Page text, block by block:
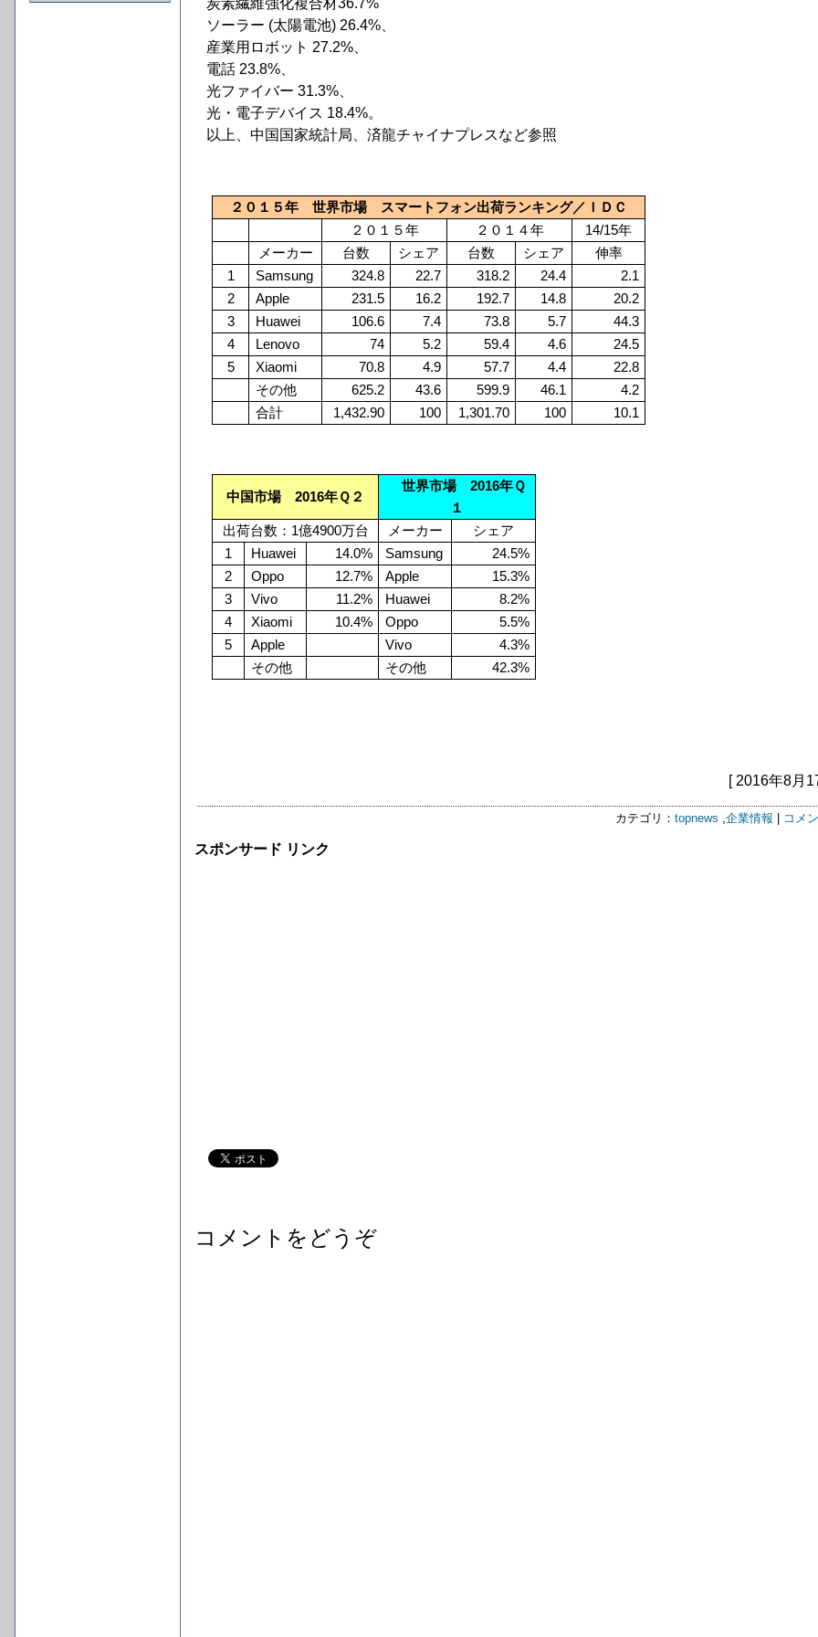
炭素繊維強化複合材36.7%
ソーラー (太陽電池) 26.4%、
産業用ロボット 27.2%、
電話 23.8%、
光ファイバー 31.3%、
光・電子デバイス 18.4%。
以上、中国国家統計局、済龍チャイナプレスなど参照
２０１５年 世界市場 スマートフォン出荷ランキング／ＩＤＣ
２０１５年
２０１４年 14/15年
メーカー
台数 シェア 台数 シェア
伸率
1
Samsung 324.8 22.7 318.2 24.4
2.1
2
Apple 231.5 16.2 192.7 14.8
20.2
3
Huawei 106.6 7.4 73.8 5.7
44.3
4
Lenovo 74 5.2 59.4 4.6
24.5
5
Xiaomi 70.8 4.9 57.7 4.4
22.8
その他
625.2 43.6 599.9 46.1
4.2
合計
1,432.90 100 1,301.70 100 10.1
中国市場 2016年Ｑ２
世界市場 2016年Ｑ
１
出荷台数：1億4900万台
メーカー
シェア
1
Huawei 14.0% Samsung
24.5%
2
Oppo 12.7% Apple
15.3%
3
Vivo 11.2% Huawei
8.2%
4
Xiaomi 10.4% Oppo
5.5%
5
Apple Vivo
4.3%
その他
その他 42.3%
[ 2016年8月
カテゴリ： topnews ,企業情報 コメ
スポンサード リンク
コメントをどうぞ